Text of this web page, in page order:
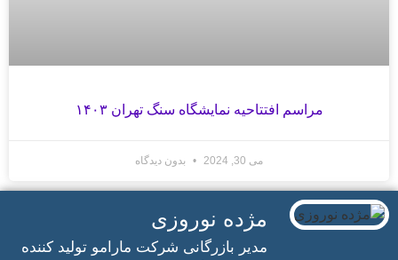
مراسم افتتاحیه نمایشگاه سنگ تهران ۱۴۰۳
می 30, 2024 بدون دیدگاه
مژده نوروزی
مدیر بازرگانی شرکت مارامو تولید کننده